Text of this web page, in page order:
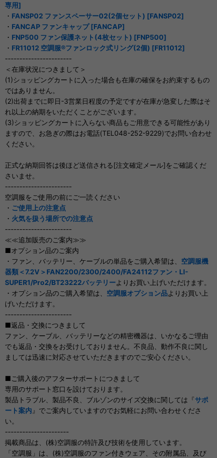
専用]
・ FANSP02 ファンスペーサー02(2個セット) [FANSP02]
・ FANCAP ファンキャップ [FANCAP]
・ FNP500 ファン保護ネット(4枚セット) [FNP500]
・ FR11012 空調服®ファンロック式リング(2個) [FR11012]
-----------------------
＜在庫状況につきまして＞
(1)ショッピングカートに入った場合も在庫の確保をお約束するもの
ではありません。
(2)出荷までに即日-3営業日程度の予定ですが在庫が急変した際はそ
れ以上の納期をいただくことがございます。
(3)ショッピングカートに入らない商品もご用意できる可能性があり
ますので、お急ぎの際はお電話(TEL048-252-9229)でお問い合わせ
ください。
正式な納期回答は後ほど送信される[注文確定メール]をご確認くだ
さいませ。
-----------------------
空調服をご使用の前にご一読ください
・ ご使用上の注意点
・ 火気を扱う場所での注意点
-----------------------
≪≪追加販売のご案内≫≫
■オプション品のご案内
・ファン、バッテリー、ケーブルの単品をご購入希望は、 空調服機
器類＜7.2V＞FAN2200/2300/2400/FA24112ファン・LI-
SUPER1/Pro2/BT23222バッテリーよりお買い上げいただけます。
・オプション品のご購入希望は、 空調服オプション品よりお買い上
げいただけます。
-----------------------
■返品・交換につきまして
ファン、ケーブル、バッテリーなどの精密機器は、いかなるご理由
でも返品・交換をお受けしておりません。不良品、動作不良に関し
ましては迅速に対応させていただきますのでご安心ください。
■ご購入後のアフターサポートにつきまして
専用のサポート窓口を設けております。
製品トラブル、製品不良、ブルゾンのサイズ交換に関しては『サポ
ート案内 』でご案内していますのでお気軽にお問い合わせくださ
い。
----------------------
掲載商品は、(株)空調服の特許及び技術を使用しています。
「空調服」は、(株)空調服のファン付きウェア、その附属品、及び